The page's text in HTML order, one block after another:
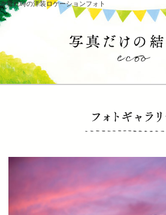
夕暮れ時の洋装ロケーションフォト